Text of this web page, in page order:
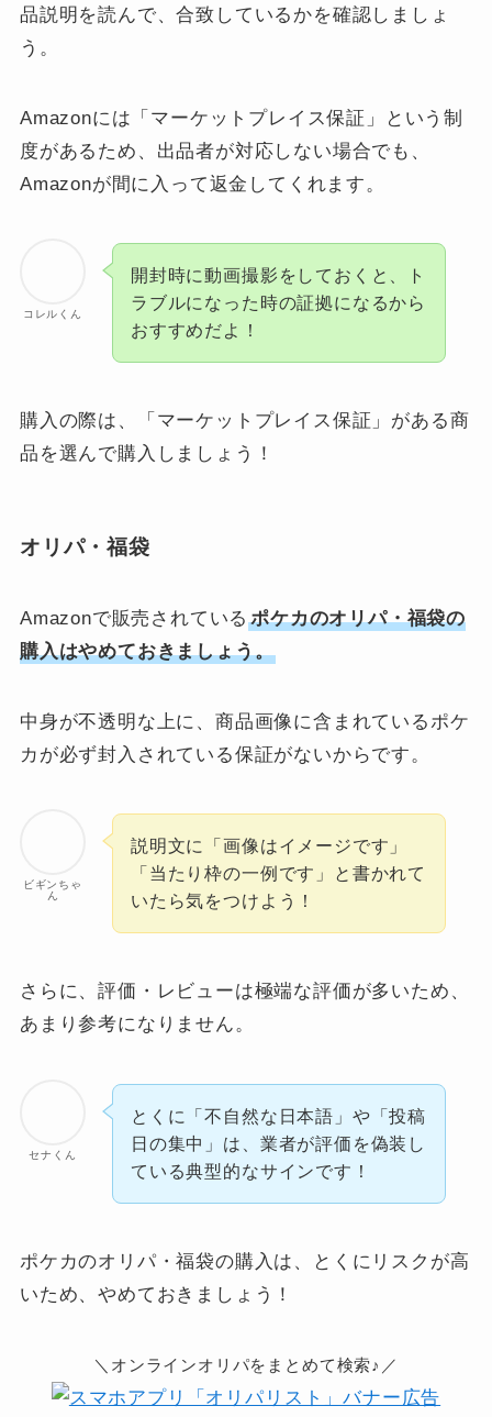
品説明を読んで、合致しているかを確認しましょ
う。
Amazonには「マーケットプレイス保証」という制
度があるため、出品者が対応しない場合でも、
Amazonが間に入って返金してくれます。
コレルくん
開封時に動画撮影をしておくと、ト
ラブルになった時の証拠になるから
おすすめだよ！
購入の際は、「マーケットプレイス保証」がある商
品を選んで購入しましょう！
オリパ・福袋
Amazonで販売されているポケカのオリパ・福袋の
購入はやめておきましょう。
中身が不透明な上に、商品画像に含まれているポケ
カが必ず封入されている保証がないからです。
ビギンちゃ
ん
説明文に「画像はイメージです」
「当たり枠の一例です」と書かれて
いたら気をつけよう！
さらに、評価・レビューは極端な評価が多いため、
あまり参考になりません。
セナくん
とくに「不自然な日本語」や「投稿
日の集中」は、業者が評価を偽装し
ている典型的なサインです！
ポケカのオリパ・福袋の購入は、とくにリスクが高
いため、やめておきましょう！
＼オンラインオリパをまとめて検索♪／